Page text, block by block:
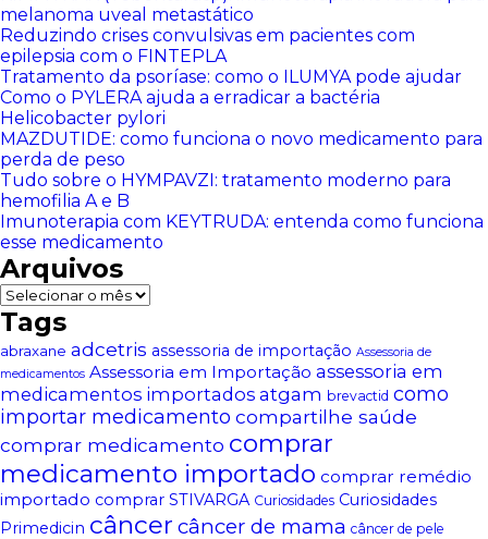
melanoma uveal metastático
Reduzindo crises convulsivas em pacientes com
epilepsia com o FINTEPLA
Tratamento da psoríase: como o ILUMYA pode ajudar
Como o PYLERA ajuda a erradicar a bactéria
Helicobacter pylori
MAZDUTIDE: como funciona o novo medicamento para
perda de peso
Tudo sobre o HYMPAVZI: tratamento moderno para
hemofilia A e B
Imunoterapia com KEYTRUDA: entenda como funciona
esse medicamento
Arquivos
Arquivos
Tags
abraxane adcetris assessoria de importação Assessoria de
medicamentos Assessoria em Importação assessoria em
medicamentos importados atgam brevactid como
importar medicamento compartilhe saúde
comprar medicamento comprar
medicamento importado comprar remédio
importado comprar STIVARGA Curiosidades Curiosidades
Primedicin câncer câncer de mama câncer de pele